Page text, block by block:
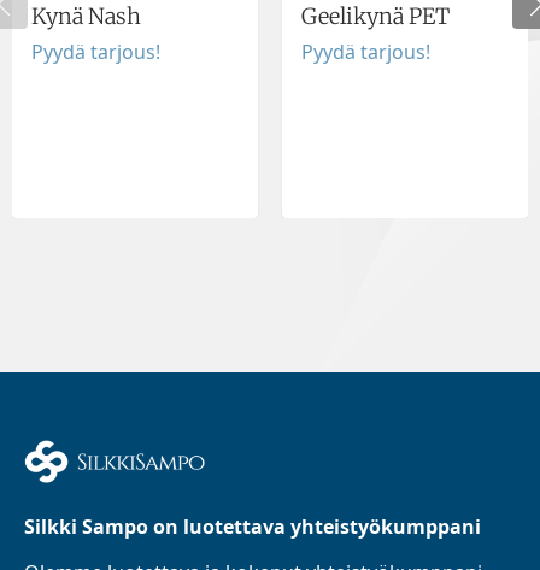
Kynä Nash
Pyydä tarjous!
Geelikynä PET
Pyydä tarjous!
Silkki Sampo on luotettava yhteistyökumppani